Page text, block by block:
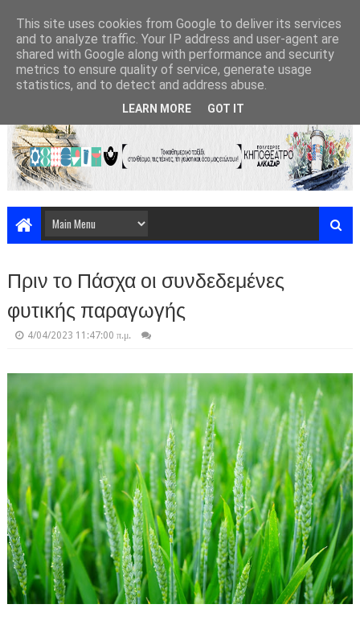
Πριν το Πάσχα οι συνδεδεμένες
φυτικής παραγωγής
4/04/2023 11:47:00 π.μ.
This site uses cookies from Google to deliver its services
and to analyze traffic. Your IP address and user-agent are
shared with Google along with performance and security
metrics to ensure quality of service, generate usage
statistics, and to detect and address abuse.
LEARN MORE GOT IT